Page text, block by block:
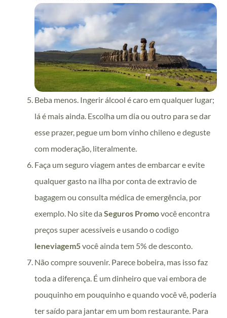
Beba menos. Ingerir álcool é caro em qualquer lugar;
lá é mais ainda. Escolha um dia ou outro para se dar
esse prazer, pegue um bom vinho chileno e deguste
com moderação, literalmente.
Faça um seguro viagem antes de embarcar e evite
qualquer gasto na ilha por conta de extravio de
bagagem ou consulta médica de emergência, por
exemplo. No site da Seguros Promovocê encontra
preços super acessíveis e usando o codigo
leneviagem5você ainda tem 5% de desconto.
Não compre souvenir. Parece bobeira, mas isso faz
toda a diferença. É um dinheiro que vai embora de
pouquinho em pouquinho e quando você vê, poderia
ter saído para jantar em um bom restaurante. Para